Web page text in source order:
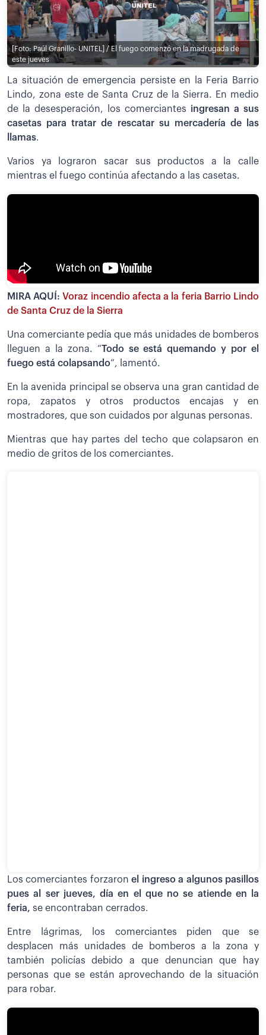
[Foto: Paúl Granillo- UNITEL] / El fuego comenzó en la madrugada de
este jueves
La situación de emergencia persiste en la Feria Barrio
Lindo, zona este de Santa Cruz de la Sierra. En medio
de la desesperación, los comerciantes ingresan a sus
casetas para tratar de rescatar su mercadería de las
llamas.
Varios ya lograron sacar sus productos a la calle
mientras el fuego continúa afectando a las casetas.
MIRA AQUÍ:Voraz incendio afecta a la feria Barrio Lindo
de Santa Cruz de la Sierra
Una comerciante pedía que más unidades de bomberos
lleguen a la zona. “Todo se está quemando y por el
fuego está colapsando”, lamentó.
En la avenida principal se observa una gran cantidad de
ropa, zapatos y otros productos encajas y en
mostradores, que son cuidados por algunas personas.
Mientras que hay partes del techo que colapsaron en
medio de gritos de los comerciantes.
Los comerciantes forzaronel ingreso a algunos pasillos
pues al ser jueves, día en el que no se atiende en la
feria, se encontraban cerrados.
Entre lágrimas, los comerciantes piden que se
desplacen más unidades de bomberos a la zona y
también policías debido a que denuncian que hay
personas que se están aprovechando de la situación
para robar.